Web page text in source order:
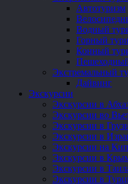
Автотуризм
Водный
Горный
Конный
Экстремальный
Дайвинг
Экскурсии
Экскурсии в
Экскурсии во
Экскурсии в
Экскурсии в
Экскурсии на
Экскурсии в
Экскурсии в
Экскурсии в